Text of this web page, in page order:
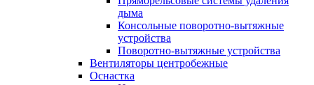
дыма
Консольные поворотно-вытяжные
устройства
Поворотно-вытяжные устройства
Вентиляторы центробежные
Оснастка